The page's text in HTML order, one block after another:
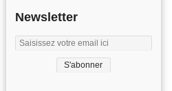
Newsletter